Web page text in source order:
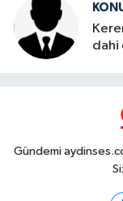
dahi
Gündemi